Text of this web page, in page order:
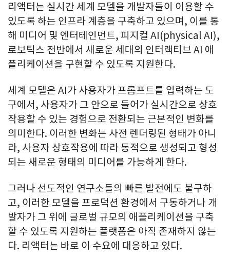
리액터는 실시간 세계 모델을 개발자들이 이용할 수
있도록 하는 인프라 계층을 구축하고 있으며, 이를 통
해 미디어 및 엔터테인먼트, 피지컬 AI(physical AI),
로보틱스 전반에서 새로운 세대의 인터랙티브 AI 애
플리케이션을 구현할 수 있도록 지원한다.
세계 모델은 AI가 사용자가 프롬프트를 입력하는 도
구에서, 사용자가 그 안으로 들어가 실시간으로 상호
작용할 수 있는 경험으로 전환되는 근본적인 변화를
의미한다. 이러한 변화는 사전 렌더링된 형태가 아니
라, 사용자 상호작용에 따라 동적으로 생성되고 형성
되는 새로운 형태의 미디어를 가능하게 한다.
그러나 선도적인 연구소들의 빠른 발전에도 불구하
고, 이러한 모델을 프로덕션 환경에서 구동하거나 개
발자가 그 위에 글로벌 규모의 애플리케이션을 구축
할 수 있도록 지원하는 플랫폼은 아직 존재하지 않는
다. 리액터는 바로 이 수요에 대응하고 있다.